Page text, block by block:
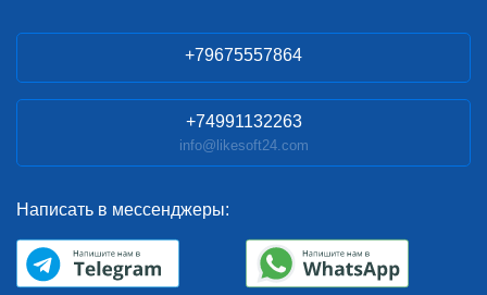
+79675557864
+74991132263
info@likesoft24.com
Написать в мессенджеры: